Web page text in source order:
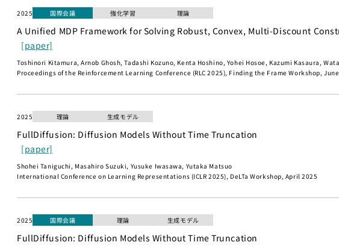
2025 国際会議 強化学習 理論
A Unified MDP Framework for Solving Robust, Convex, Multi-Discount
[paper]
Toshinori Kitamura, Arnob Ghosh, Tadashi Kozuno, Kenta Hoshino, Yohei Hosoe, Kazumi Kasaura,
Proceedings of the Reinforcement Learning Conference (RLC 2025), Finding the Frame Workshop,
2025 理論 生成モデル
FullDiffusion: Diffusion Models Without Time Truncation
[paper]
Shohei Taniguchi, Masahiro Suzuki, Yusuke Iwasawa, Yutaka Matsuo
International Conference on Learning Representations (ICLR 2025), DeLTa Workshop, April 2025
2025 国際会議 理論 生成モデル
FullDiffusion: Diffusion Models Without Time Truncation